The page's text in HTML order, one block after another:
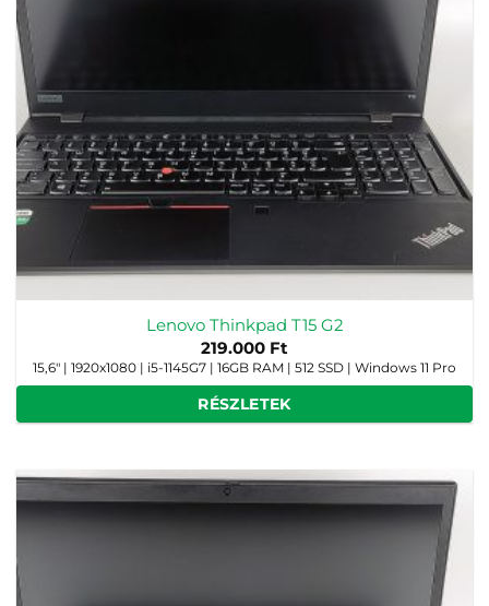
Lenovo Thinkpad T15 G2
219.000 Ft
15,6" | 1920x1080 | i5-1145G7 | 16GB RAM | 512 SSD | Windows 11 Pro
RÉSZLETEK